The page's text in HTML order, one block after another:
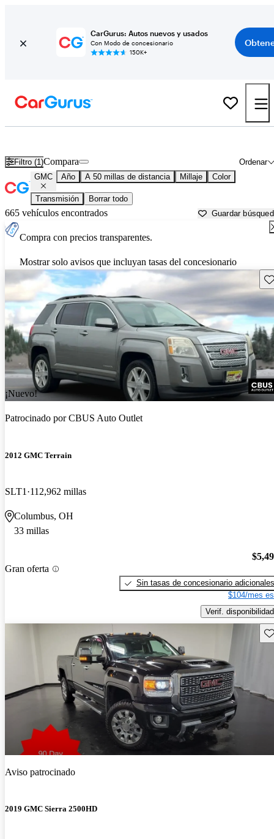
CarGurus: Autos nuevos y usados
Con Modo de concesionario
150K+
Filtro (1) Ordenar
Compara
GMC Año A 50 millas de distancia Millaje Color
Transmisión Borrar todo
665 vehículos encontrados Guardar
Compra con precios transparentes.
Mostrar solo avisos que incluyan tasas del concesionario
¡Nuevo!
Patrocinado porCBUS Auto Outlet
2012 GMC Terrain
SLT1 112,962 millas
Columbus, OH
33 millas
Gran oferta
Sin tasas de concesionario adicionales
$104/mes
Verif. disponibilidad
Aviso patrocinado
2019 GMC Sierra 2500HD